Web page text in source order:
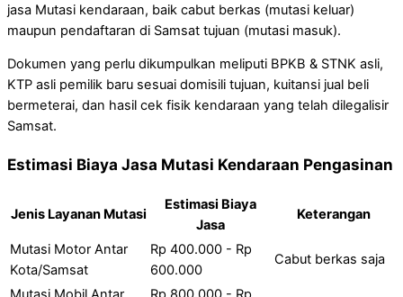
jasa Mutasi kendaraan, baik cabut berkas (mutasi keluar)
maupun pendaftaran di Samsat tujuan (mutasi masuk).
Dokumen yang perlu dikumpulkan meliputi BPKB & STNK asli,
KTP asli pemilik baru sesuai domisili tujuan, kuitansi jual beli
bermeterai, dan hasil cek fisik kendaraan yang telah dilegalisir
Samsat.
Estimasi Biaya Jasa Mutasi Kendaraan Pengasinan
Jenis Layanan Mutasi
Estimasi Biaya
Jasa
Keterangan
Mutasi Motor Antar
Kota/Samsat
Rp 400.000 - Rp
600.000
Cabut berkas saja